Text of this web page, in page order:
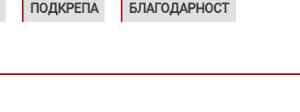
ПОДКРЕПА БЛАГОДАРНОСТ